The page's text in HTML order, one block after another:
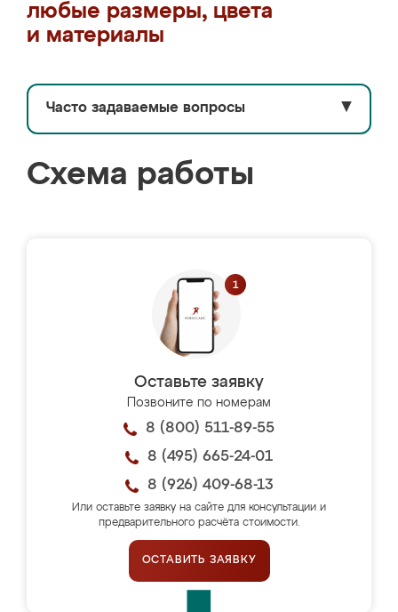
любые размеры, цвета
и материалы
Часто задаваемые вопросы ▼
Схема работы
Оставьте заявку
Позвоните по номерам
8 (800) 511-89-55
8 (495) 665-24-01
8 (926) 409-68-13
Или оставьте заявку на сайте для консультации и
предварительного расчёта стоимости.
ОСТАВИТЬ ЗАЯВКУ